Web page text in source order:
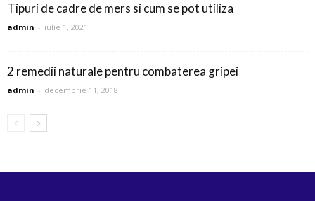
Tipuri de cadre de mers si cum se pot utiliza
admin - iulie 1, 2021
2 remedii naturale pentru combaterea gripei
admin - decembrie 11, 2018